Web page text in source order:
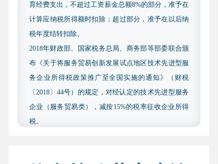
育经费支出，不超过工资薪金总额8%的部分，准予在
计算应纳税所得额时扣除；超过部分，准予在以后纳
税年度结转扣除。
2018年财政部、国家税务总局、商务部等部委联合颁
布《关于将服务贸易创新发展试点地区技术先进型服
务企业所得税政策推广至全国实施的通知》（财税
〔2018〕44号）的规定，对经认定的技术先进型服务
企业（服务贸易类），减按15%的税率征收企业所得
税。